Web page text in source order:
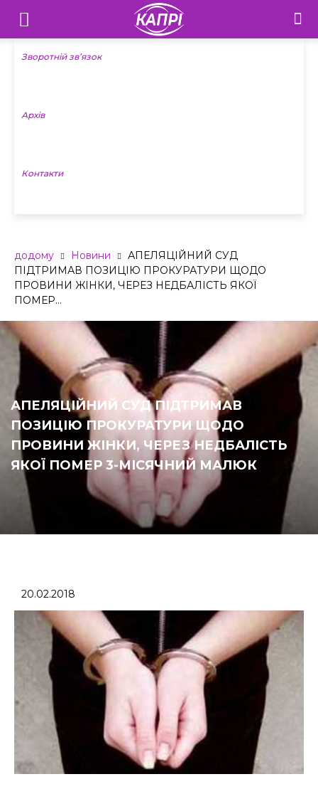
Телебачення
«Капрі»
Новини
Зворотній зв’язок
Архів
Контакти
додому Новини
АПЕЛЯЦІЙНИЙ СУД
ПІДТРИМАВ ПОЗИЦІЮ ПРОКУРАТУРИ ЩОДО
ПРОВИНИ ЖІНКИ, ЧЕРЕЗ НЕДБАЛІСТЬ ЯКОЇ
ПОМЕР...
АПЕЛЯЦІЙНИЙ СУД ПІДТРИМАВ
ПОЗИЦІЮ ПРОКУРАТУРИ ЩОДО
ПРОВИНИ ЖІНКИ, ЧЕРЕЗ НЕДБАЛІСТЬ
ЯКОЇ ПОМЕР 3-МІСЯЧНИЙ МАЛЮК
20.02.2018